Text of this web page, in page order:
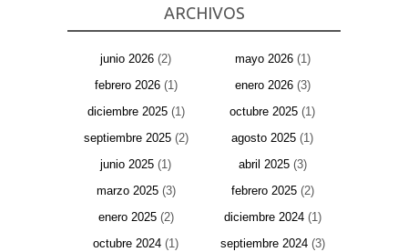
ARCHIVOS
junio 2026 (2) mayo 2026(1)
febrero 2026(1) enero 2026(3)
diciembre 2025(1) octubre 2025 (1)
septiembre 2025(2) agosto 2025 (1)
junio 2025 (1) abril 2025(3)
marzo 2025(3) febrero 2025(2)
enero 2025(2) diciembre 2024(1)
octubre 2024 (1) septiembre 2024(3)